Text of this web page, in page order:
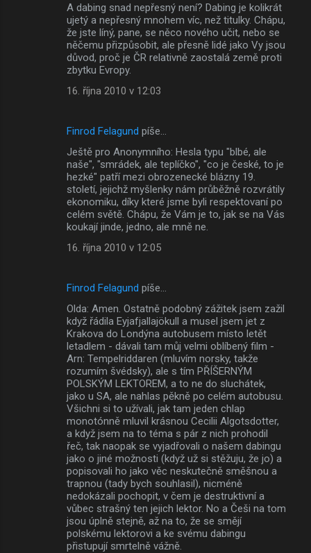
A dabing snad nepřesný není? Dabing je kolikrát
ujetý a nepřesný mnohem víc, než titulky. Chápu,
že jste líný, pane, se něco nového učit, nebo se
něčemu přizpůsobit, ale přesně lidé jako Vy jsou
důvod, proč je ČR relativně zaostalá země proti
zbytku Evropy.
16. října 2010 v 12:03
Finrod Felagund píše…
Ještě pro Anonymního: Hesla typu "blbé, ale
naše", "smrádek, ale teplíčko", "co je české, to je
hezké" patří mezi obrozenecké blázny 19.
století, jejichž myšlenky nám průběžně rozvrátily
ekonomiku, díky které jsme byli respektovaní po
celém světě. Chápu, že Vám je to, jak se na Vás
koukají jinde, jedno, ale mně ne.
16. října 2010 v 12:05
Finrod Felagund píše…
Olda: Amen. Ostatně podobný zážitek jsem zažil
když řádila Eyjafjallajökull a musel jsem jet z
Krakova do Londýna autobusem místo letět
letadlem - dávali tam můj velmi oblíbený film -
Arn: Tempelriddaren (mluvím norsky, takže
rozumím švédsky), ale s tím PŘÍŠERNÝM
POLSKÝM LEKTOREM, a to ne do sluchátek,
jako u SA, ale nahlas pěkně po celém autobusu.
Všichni si to užívali, jak tam jeden chlap
monotónně mluvil krásnou Cecilii Algotsdotter,
a když jsem na to téma s pár z nich prohodil
řeč, tak naopak se vyjadřovali o našem dabingu
jako o jiné možnosti (když už si stěžuju, že jo) a
popisovali ho jako věc neskutečně směšnou a
trapnou (tady bych souhlasil), nicméně
nedokázali pochopit, v čem je destruktivní a
vůbec strašný ten jejich lektor. No a Češi na tom
jsou úplně stejně, až na to, že se smějí
polskému lektorovi a ke svému dabingu
přistupují smrtelně vážně.